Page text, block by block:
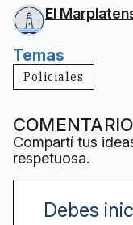
El
Temas
Policiales
Compartí tus
respetuosa.
Debes